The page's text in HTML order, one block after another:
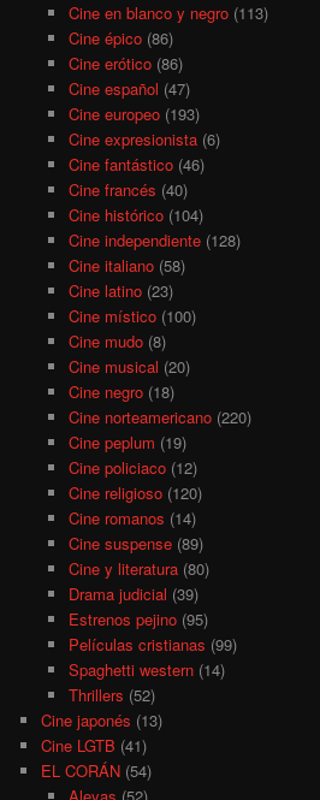
Cine en blanco y negro(113)
Cine épico(86)
Cine erótico(86)
Cine español (47)
Cine europeo(193)
Cine expresionista(6)
Cine fantástico(46)
Cine francés (40)
Cine histórico(104)
Cine independiente(128)
Cine italiano(58)
Cine latino(23)
Cine místico(100)
Cine mudo(8)
Cine musical (20)
Cine negro(18)
Cine norteamericano(220)
Cine peplum (19)
Cine policiaco(12)
Cine religioso(120)
Cine romanos (14)
Cine suspense(89)
Cine y literatura(80)
Drama judicial (39)
Estrenos pejino(95)
Películas cristianas (99)
Spaghetti western(14)
Thrillers (52)
Cine japonés (13)
Cine LGTB (41)
EL CORÁN (54)